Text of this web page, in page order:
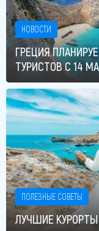
НОВОСТИ
ГРЕЦИЯ
ТУРИСТОВ С 14
ПОЛЕЗНЫЕ СОВЕТЫ
ЛУЧШИЕ